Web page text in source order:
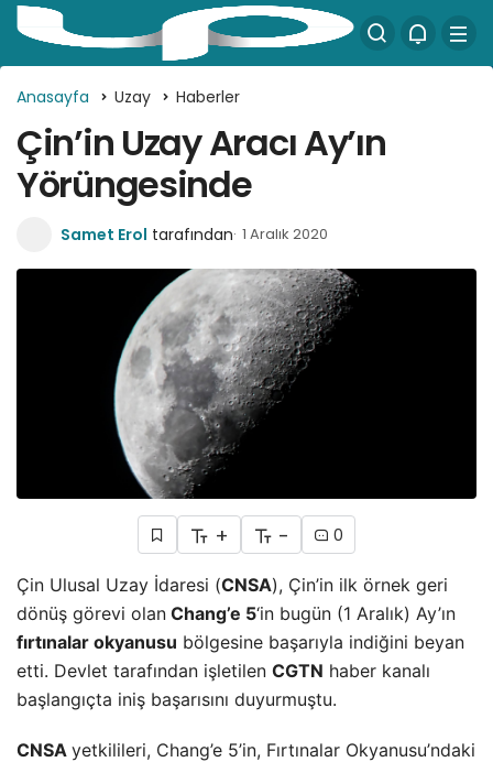
Anasayfa Uzay Haberler
Çin’in Uzay Aracı Ay’ın
Yörüngesinde
Samet Erol tarafından 1 Aralık 2020
+ - 0
Çin Ulusal Uzay İdaresi (CNSA), Çin’in ilk örnek geri
dönüş görevi olan Chang’e 5‘in bugün (1 Aralık) Ay’ın
fırtınalar okyanusu bölgesine başarıyla indiğini beyan
etti. Devlet tarafından işletilen CGTN haber kanalı
başlangıçta iniş başarısını duyurmuştu.
CNSA yetkilileri, Chang’e 5’in, Fırtınalar Okyanusu’ndaki